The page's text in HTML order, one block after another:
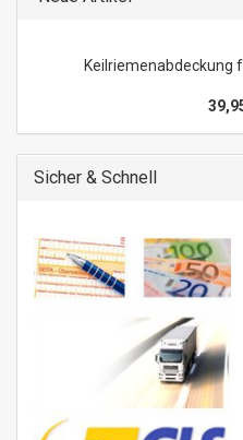
Keilriemenabdeckung
Sicher & Schnell